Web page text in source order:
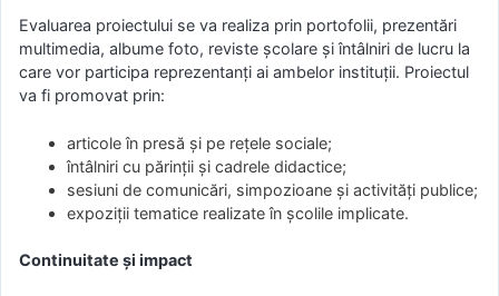
Evaluarea proiectului se va realiza prin portofolii, prezentări
multimedia, albume foto, reviste școlare și întâlniri de lucru la
care vor participa reprezentanți ai ambelor instituții. Proiectul
va fi promovat prin:
articole în presă și pe rețele sociale;
întâlniri cu părinții și cadrele didactice;
sesiuni de comunicări, simpozioane și activități publice;
expoziții tematice realizate în școlile implicate.
Continuitate și impact